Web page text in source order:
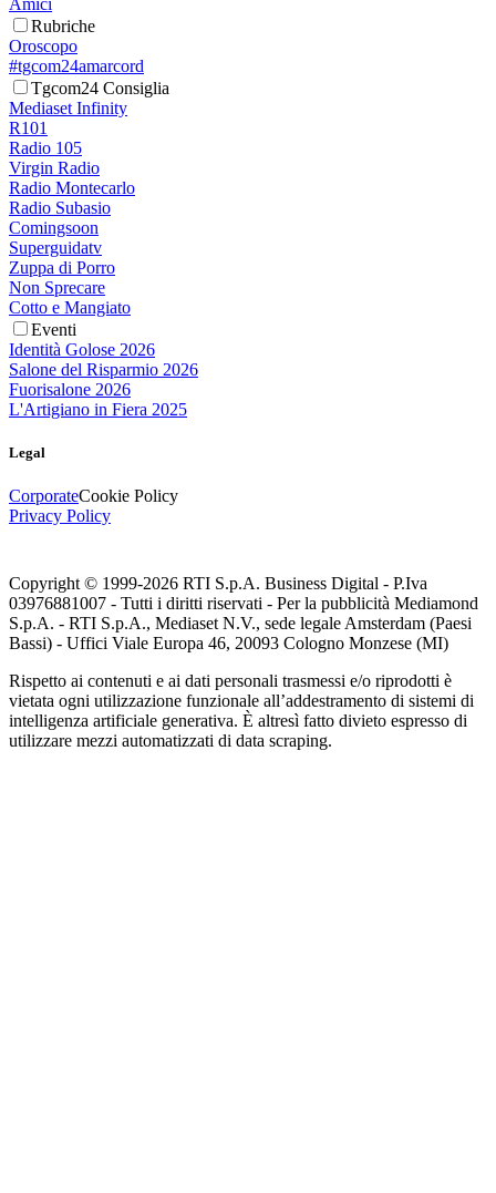
Rubriche
Oroscopo
#tgcom24amarcord
Tgcom24 Consiglia
Mediaset Infinity
R101
Radio 105
Virgin Radio
Radio Montecarlo
Radio Subasio
Comingsoon
Superguidatv
Zuppa di Porro
Non Sprecare
Cotto e Mangiato
Eventi
Identità Golose 2026
Salone del Risparmio 2026
Fuorisalone 2026
L'Artigiano in Fiera 2025
Legal
CorporateCookie Policy
Privacy Policy
Copyright © 1999-2026 RTI S.p.A. Business Digital - P.Iva
03976881007 - Tutti i diritti riservati - Per la pubblicità Mediamond
S.p.A. - RTI S.p.A., Mediaset N.V., sede legale Amsterdam (Paesi
Bassi) - Uffici Viale Europa 46, 20093 Cologno Monzese (MI)
Rispetto ai contenuti e ai dati personali trasmessi e/o riprodotti è
vietata ogni utilizzazione funzionale all’addestramento di sistemi di
intelligenza artificiale generativa. È altresì fatto divieto espresso di
utilizzare mezzi automatizzati di data scraping.